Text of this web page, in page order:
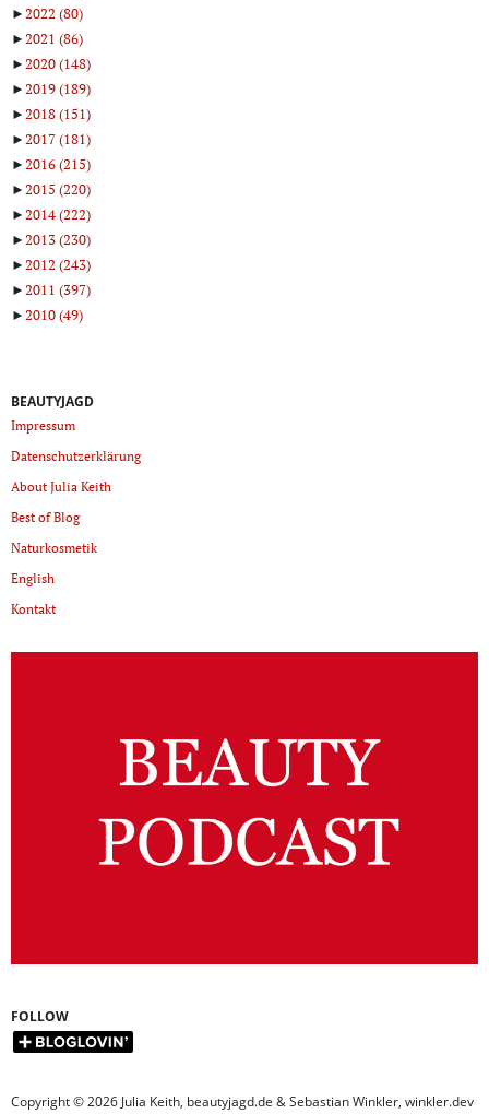
►2022 (80)
►2021 (86)
►2020(148)
►2019(189)
►2018(151)
►2017(181)
►2016(215)
►2015 (220)
►2014(222)
►2013(230)
►2012 (243)
►2011 (397)
►2010(49)
BEAUTYJAGD
Impressum
Datenschutzerklärung
About Julia Keith
Best of Blog
Naturkosmetik
English
Kontakt
FOLLOW
Copyright © 2026 Julia Keith, beautyjagd.de & Sebastian Winkler, winkler.dev